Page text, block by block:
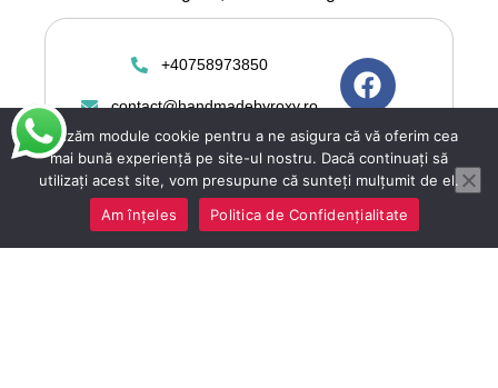
+40758973850
contact@handmadebyroxy.ro
Copyright 2025 ©
Handmadebyroxy.ro toate
Utilizăm module cookie pentru a ne asigura că vă oferim cea
mai bună experiență pe site-ul nostru. Dacă continuați să
utilizați acest site, vom presupune că sunteți mulțumit de el.
Am înțeles
Politica de Confidențialitate